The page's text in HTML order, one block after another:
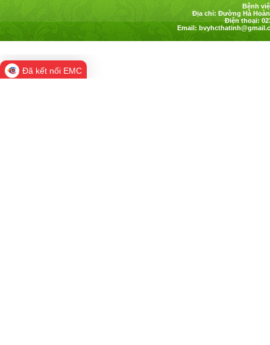
Bệnh
Địa chỉ: Đường Hà
Điện thoại:
Email:
Đã kết nối EMC